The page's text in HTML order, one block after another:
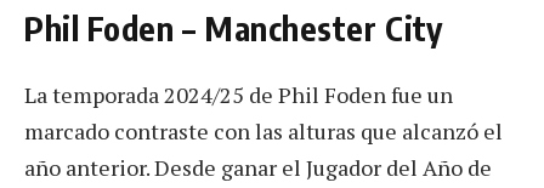
Phil Foden – Manchester City
La temporada 2024/25 de Phil Foden fue un
marcado contraste con las alturas que alcanzó el
año anterior. Desde ganar el Jugador del Año de